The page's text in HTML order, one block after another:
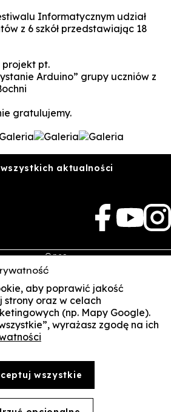
Informatycznym udział
z 6 szkół przedstawiając 18
projekt pt.
Arduino” grupy uczniów z
gratulujemy.
aktualności
O nas
Rekrutacja
Studia
Kontakt
Student
Multis Multum
oraz jej podstronach stanowią, o ile nie wskazano
modyfikowania, dystrybuowania, publikowania,
w jakiejkolwiek innej formie. Ograniczenia
aby poprawić jakość
strony oraz w celach
(np. Mapy Google).
wyrażasz zgodę na ich
wszystkie